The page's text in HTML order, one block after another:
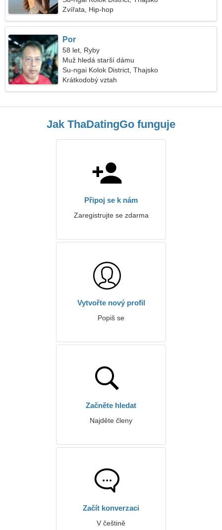
Zvířata, Hip-hop
Por
58 let, Ryby
Muž hledá starší dámu
Su-ngai Kolok District, Thajsko
Krátkodobý vztah
Jak ThaDatingGo funguje
Připoj se k nám
Zaregistrujte se zdarma
Vytvořte nový profil
Popiš se
Začněte hledat
Najděte členy
Začít konverzaci
V češtině